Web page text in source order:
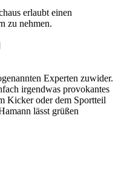
erlaubt einen
zu nehmen.
Experten zuwider.
irgendwas provokantes
Kicker oder dem Sportteil
lässt grüßen